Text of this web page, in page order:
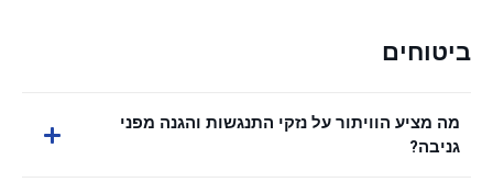
ביטוחים
מה מציע הוויתור על נזקי התנגשות והגנה מפני
גניבה?